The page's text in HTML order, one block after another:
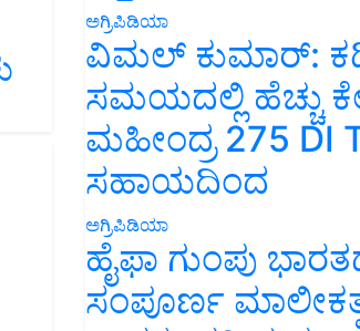
ಅಗ್ರಿಪಿಡಿಯಾ
ವಿಮಲ್ ಕುಮಾರ್:
ಸಮಯದಲ್ಲಿ ಹೆಚ್ಚು
ಮಹೀಂದ್ರ 275 DI
ಸಹಾಯದಿಂದ
ಅಗ್ರಿಪಿಡಿಯಾ
ಹೈಫಾ ಗುಂಪು
ಸಂಪೂರ್ಣ